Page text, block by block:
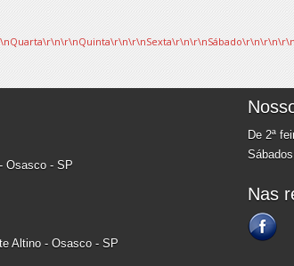
Osasco - SP
Altino - Osasco - SP
De 2ª
Nas